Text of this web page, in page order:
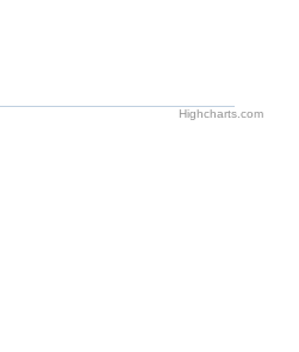
Highcharts.com